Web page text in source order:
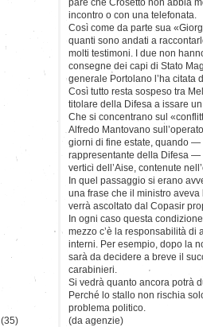
pare che Crosetto non abbia
incontro o con una telefonata.
Così come da parte sua
quanti sono andati a
molti testimoni. I due non
consegne dei capi di Stato
generale Portolano l’ha citata
Così tutto resta sospeso tra
titolare della Difesa a issare
Che si concentrano sul
Alfredo Mantovano
giorni di fine estate, quando —
rappresentante della Difesa —
vertici dell’Aise, contenute
In quel passaggio si erano
una frase che il ministro
verrà ascoltato dal Copasir
In ogni caso questa
mezzo c’è la responsabilità
interni. Per esempio, dopo la
sarà da decidere a breve il
carabinieri.
Si vedrà quanto ancora potrà
Perché lo stallo non rischia
problema politico.
(da agenzie)
(35)